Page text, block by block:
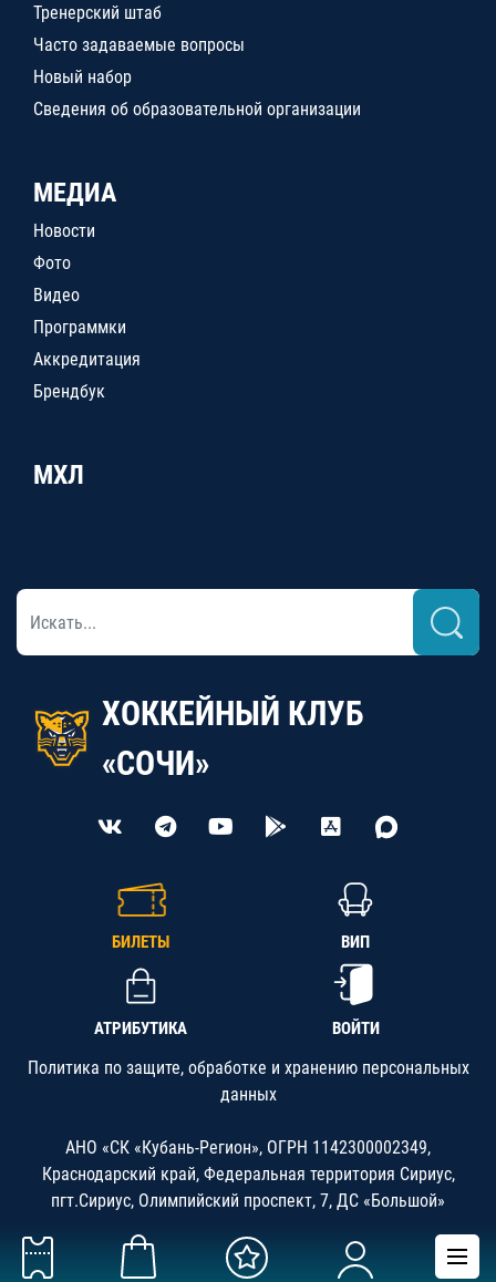
Тренерский штаб
Часто задаваемые вопросы
Новый набор
Сведения об образовательной организации
МЕДИА
Новости
Фото
Видео
Программки
Аккредитация
Брендбук
МХЛ
ХОККЕЙНЫЙ КЛУБ
«СОЧИ»
БИЛЕТЫ ВИП
АТРИБУТИКА ВОЙТИ
Политика по защите, обработке и хранению персональных
данных
АНО «СК «Кубань-Регион», ОГРН 1142300002349,
Краснодарский край, Федеральная территория Сириус,
пгт.Сириус, Олимпийский проспект, 7, ДС «Большой»